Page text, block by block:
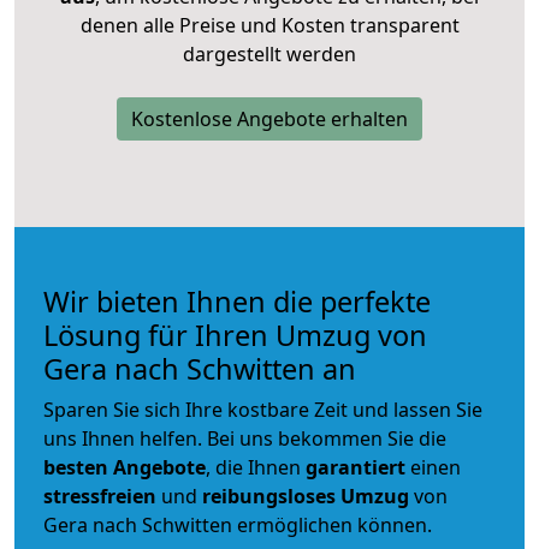
denen alle Preise und Kosten transparent
dargestellt werden
Kostenlose Angebote erhalten
Wir bieten Ihnen die perfekte
Lösung für Ihren Umzug von
Gera nach Schwitten an
Sparen Sie sich Ihre kostbare Zeit und lassen Sie
uns Ihnen helfen. Bei uns bekommen Sie die
besten Angebote, die Ihnen garantiert einen
stressfreien und reibungsloses Umzug von
Gera nach Schwitten ermöglichen können.